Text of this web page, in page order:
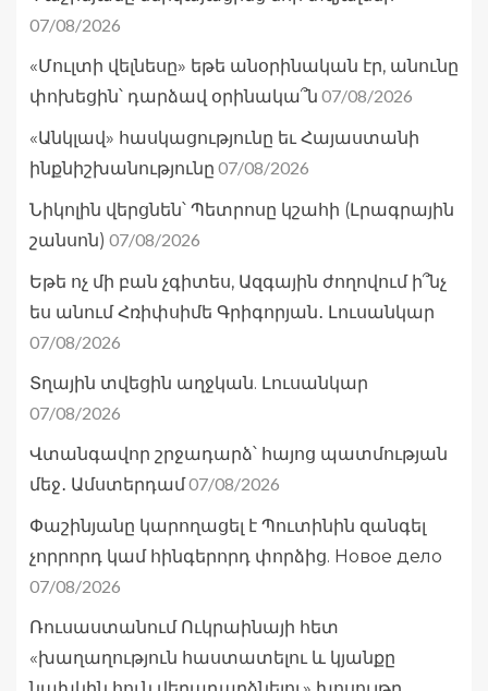
07/08/2026
«Մուլտի վելնեսը» եթե անօրինական էր, անունը
փոխեցին՝ դարձավ օրինակա՞ն 07/08/2026
«Անկլավ» հասկացությունը եւ Հայաստանի
ինքնիշխանությունը 07/08/2026
Նիկոլին վերցնեն՝ Պետրոսը կշահի (Լրագրային
շանսոն) 07/08/2026
Եթե ոչ մի բան չգիտես, Ազգային ժողովում ի՞նչ
ես անում Հռիփսիմե Գրիգորյան․ Լուսանկար
07/08/2026
Տղային տվեցին աղջկան. Լուսանկար
07/08/2026
Վտանգավոր շրջադարձ՝ հայոց պատմության
մեջ․ Ամստերդամ07/08/2026
Փաշինյանը կարողացել է Պուտինին զանգել
չորրորդ կամ հինգերորդ փորձից. Новое дело
07/08/2026
Ռուսաստանում Ուկրաինայի հետ
«խաղաղություն հաստատելու և կյանքը